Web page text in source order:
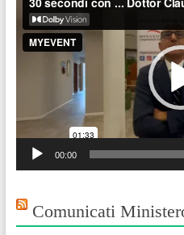
Player
00:00
Comunicati